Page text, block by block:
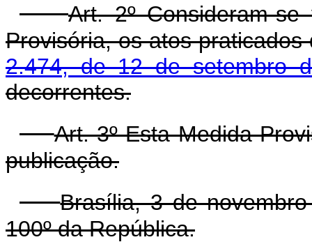
Art. 2º Consideram-
Provisória, os atos
2.474, de 12 de setembro
decorrentes.
Art. 3º Esta Medida
publicação.
Brasília, 3 de
100º da República.